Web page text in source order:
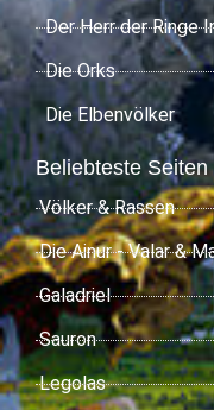
Der Herr der Ringe
Die Orks
Die Elbenvölker
Beliebteste Seiten
Völker & Rassen
Die Ainur - Valar &
Galadriel
Sauron
Legolas